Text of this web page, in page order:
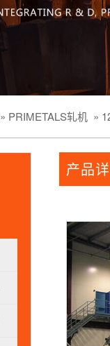
» PRIMETALS轧机 »
产品